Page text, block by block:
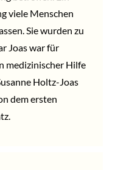
viele Menschen
Sie wurden zu
Joas war für
medizinischer Hilfe
Holtz-Joas
dem ersten